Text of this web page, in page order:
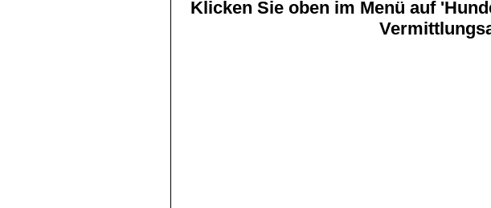
Klicken Sie oben im Menü auf